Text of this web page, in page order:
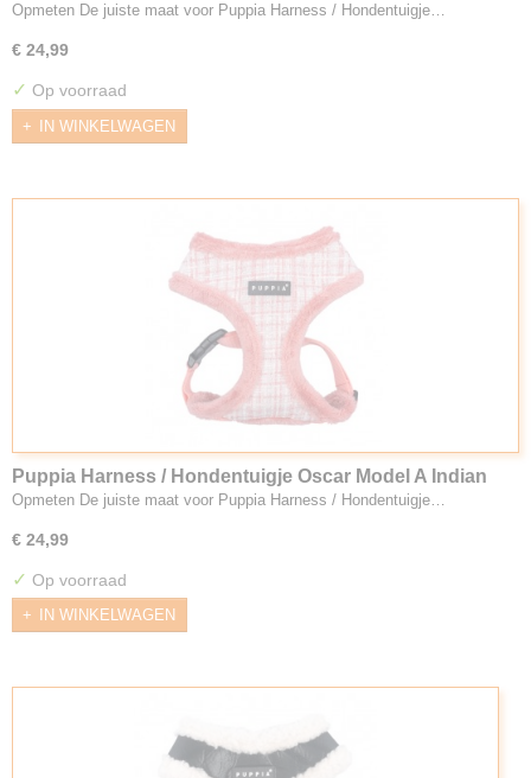
Opmeten De juiste maat voor Puppia Harness / Hondentuigje…
€ 24,99
✓ Op voorraad
IN WINKELWAGEN
Puppia Harness / Hondentuigje Oscar Model A Indian
Pink
Opmeten De juiste maat voor Puppia Harness / Hondentuigje…
€ 24,99
✓ Op voorraad
IN WINKELWAGEN